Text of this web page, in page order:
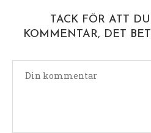
TACK FÖR ATT
KOMMENTAR, DET